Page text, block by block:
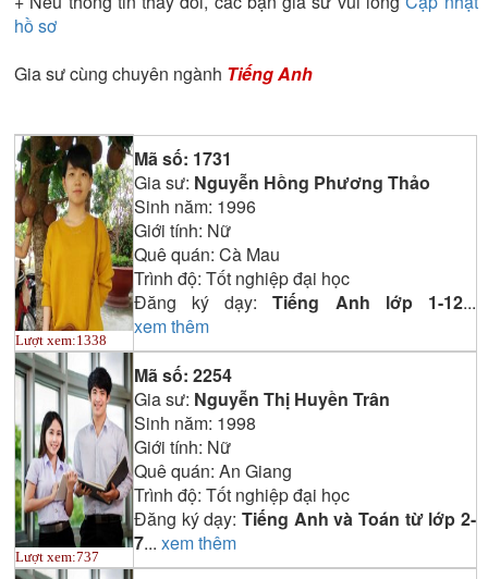
hồ sơ
Gia sư cùng chuyên ngành Tiếng Anh
Lượt xem:1338
Mã số: 1731
Gia sư: Nguyễn Hồng Phương Thảo
Sinh năm: 1996
Giới tính: Nữ
Quê quán: Cà Mau
Trình độ: Tốt nghiệp đại học
Đăng ký dạy:Tiếng Anh lớp 1-12...
xem thêm
Lượt xem:737
Mã số: 2254
Gia sư: Nguyễn Thị Huyền Trân
Sinh năm: 1998
Giới tính: Nữ
Quê quán: An Giang
Trình độ: Tốt nghiệp đại học
Đăng ký dạy: Tiếng Anh và Toán từ lớp 2-
7... xem thêm